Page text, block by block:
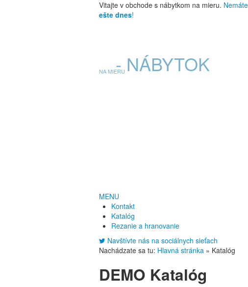
Vitajte v obchode s nábytkom na mieru.
ešte dnes!
E- NÁBYTOK
NA MIERU
MENU
Kontakt
Katalóg
Rezanie a hranovanie
Navštívte nás na sociálnych sieťach
Nachádzate sa tu: Hlavná stránka » Katalóg
DEMO Katalóg